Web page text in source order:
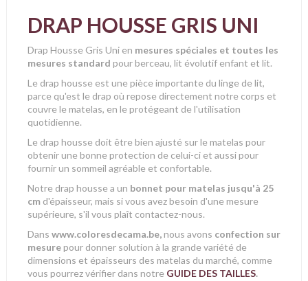
DRAP HOUSSE GRIS UNI
Drap Housse Gris Uni en mesures spéciales et toutes les
mesures standard pour berceau, lit évolutif enfant et lit.
Le drap housse est une pièce importante du linge de lit,
parce qu'est le drap où repose directement notre corps et
couvre le matelas, en le protégeant de l'utilisation
quotidienne.
Le drap housse doit être bien ajusté sur le matelas pour
obtenir une bonne protection de celui-ci et aussi pour
fournir un sommeil agréable et confortable.
Notre drap housse a un bonnet pour matelas jusqu'à 25
cm d'épaisseur, mais si vous avez besoin d'une mesure
supérieure, s'il vous plaît contactez-nous.
Dans www.coloresdecama.be,nous avons confection sur
mesurepour donner solution à la grande variété de
dimensions et épaisseurs des matelas du marché, comme
vous pourrez vérifier dans notre GUIDE DES TAILLES.